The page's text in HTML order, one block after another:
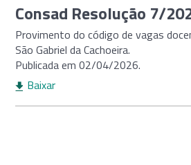
Consad Resolução 7/
Provimento do código de vagas
São Gabriel da Cachoeira.
Publicada em 02/04/2026.
Baixar